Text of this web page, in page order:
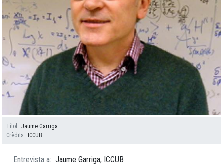
Títol
Jaume Garriga
Crèdits
ICCUB
Entrevista a Jaume Garriga, ICCUB